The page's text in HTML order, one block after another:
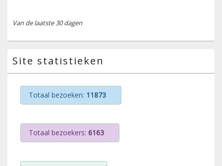
Van de laatste 30 dagen
Site statistieken
Totaal bezoeken: 11873
Totaal bezoekers: 6163